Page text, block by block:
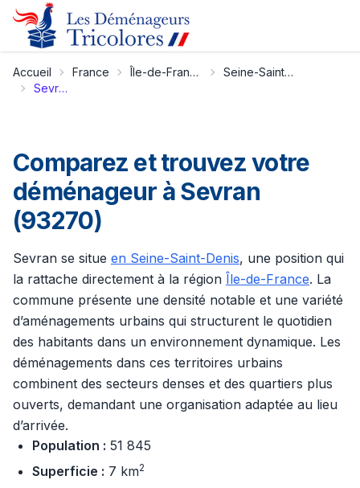
Accueil France Île-de-France
Seine-Saint-Denis
Sevran
Comparez et trouvez votre
déménageur à Sevran
(93270)
Sevran se situe en Seine-Saint-Denis, une position qui
la rattache directement à la région Île-de-France. La
commune présente une densité notable et une variété
d’aménagements urbains qui structurent le quotidien
des habitants dans un environnement dynamique. Les
déménagements dans ces territoires urbains
combinent des secteurs denses et des quartiers plus
ouverts, demandant une organisation adaptée au lieu
d’arrivée.
Population : 51 845
Superficie : 7 km2